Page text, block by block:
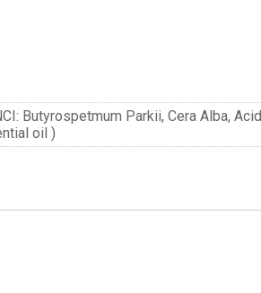
Butyrospetmum Parkii, Cera Alba,
oil )